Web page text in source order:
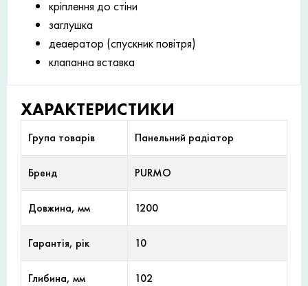
кріплення до стіни
заглушка
деаератор (спускник повітря)
клапанна вставка
ХАРАКТЕРИСТИКИ
Група товарів Панельний радіатор
Бренд PURMO
Довжина, мм 1200
Гарантія, рік 10
Глибина, мм 102